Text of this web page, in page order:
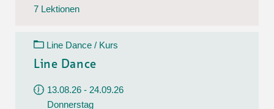
7 Lektionen
Line Dance / Kurs
Line Dance
13.08.26 - 24.09.26
Donnerstag